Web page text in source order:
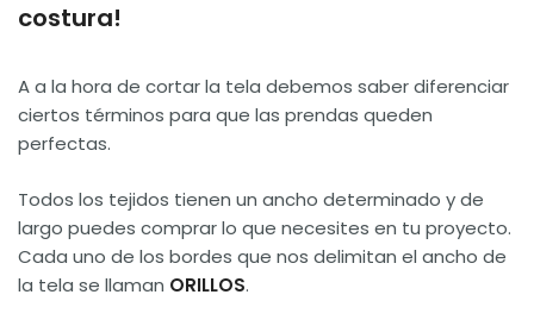
costura!
A a la hora de cortar la tela debemos saber diferenciar
ciertos términos para que las prendas queden
perfectas.
Todos los tejidos tienen un ancho determinado y de
largo puedes comprar lo que necesites en tu proyecto.
Cada uno de los bordes que nos delimitan el ancho de
la tela se llaman ORILLOS.